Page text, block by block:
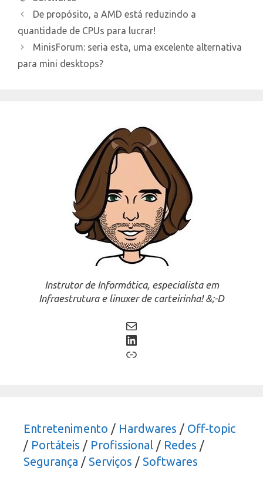
De propósito, a AMD está reduzindo a
quantidade de CPUs para lucrar!
MinisForum: seria esta, uma excelente alternativa
para mini desktops?
Instrutor de Informática, especialista em
Infraestrutura e linuxer de carteirinha! &;-D
Mail
LinkedIn
Link
Entretenimento / Hardwares / Off-topic
/ Portáteis / Profissional / Redes /
Segurança / Serviços / Softwares